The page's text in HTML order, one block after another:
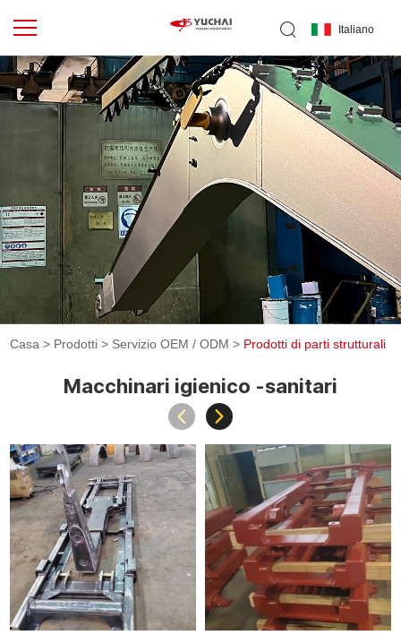
Italiano
Casa > Prodotti > Servizio OEM / ODM > Prodotti di parti strutturali
Macchinari igienico -sanitari